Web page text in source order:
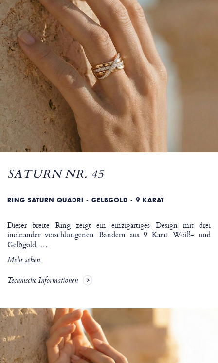
SATURN NR. 45
RING SATURN QUADRI - GELBGOLD - 9 KARAT
Dieser breite Ring zeigt ein einzigartiges Design mit drei
ineinander verschlungenen Bändern aus 9 Karat Weiß- und
Gelbgold. …
Mehr sehen
Technische Informationen